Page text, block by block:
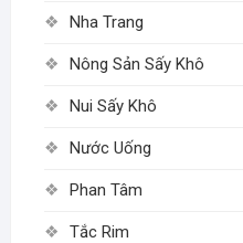
Nha Trang
Nông Sản Sấy Khô
Nui Sấy Khô
Nước Uống
Phan Tâm
Tắc Rim